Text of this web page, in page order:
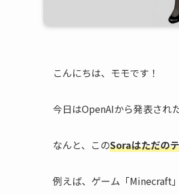
こんにちは、モモです！
今日はOpenAIから発表され
なんと、このSoraはただの
例えば、ゲーム「Minecraft